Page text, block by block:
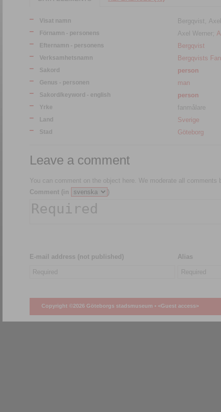
Visat namn Bergqvist,
Förnamn - personens Axel Werner;
Efternamn - personens Bergqvist
Verksamhetsnamn Bergqvists
Sakord person
Genus - personen man
Sakord/keyword - english person
Yrke fanmålare
Land Sverige
Stad Göteborg
Leave a comment
You can comment on the object here. We moderate all comments
Comment (in
)
E-mail address (not published) Alias
Copyright ©2026 Göteborgs stadsmuseum • <Guest access>